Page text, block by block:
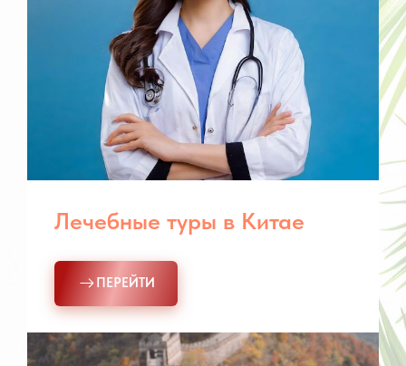
Лечебные туры в Китае
ПЕРЕЙТИ